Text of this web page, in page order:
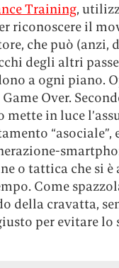
Training,
riconoscere il
che può (anzi,
degli altri
a ogni piano.
Over.
mette in luce
“asociale”,
o tattica che si è
Come
della cravatta,
per evitare lo